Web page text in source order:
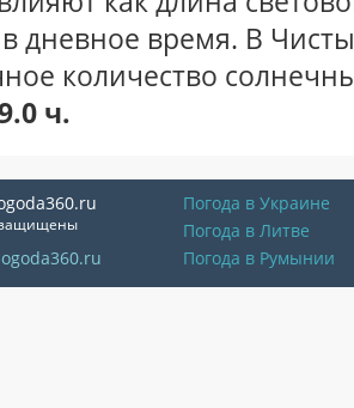
дневное время. В
количество
ч.
защищены
Погода в Украине
Погода в Литве
Погода в Румынии